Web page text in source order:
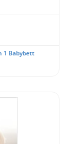
1 Babybett